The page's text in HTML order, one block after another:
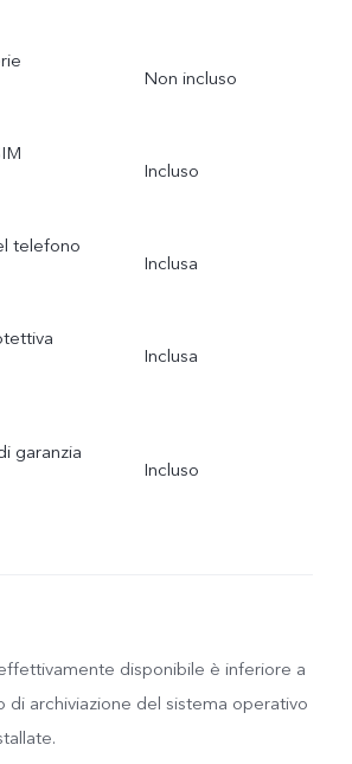
Non incluso
Incluso
telefono
Inclusa
Inclusa
garanzia
Incluso
disponibile è inferiore a
di archiviazione del sistema operativo